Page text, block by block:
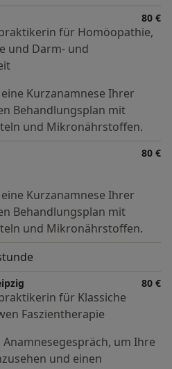
80 €
für Homöopathie,
und Darm- und
Kurzanamnese Ihrer
Behandlungsplan mit
und Mikronährstoffen.
80 €
Kurzanamnese Ihrer
Behandlungsplan mit
und Mikronährstoffen.
80 €
für Klassiche
Faszientherapie
um Ihre
und einen